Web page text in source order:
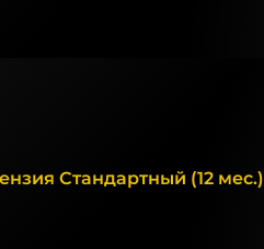
Стандартный (12 мес.)